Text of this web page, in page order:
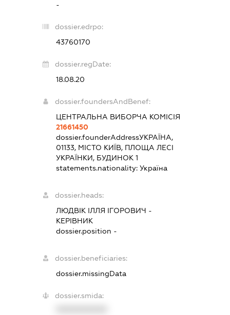
-
dossier.edrpo:
43760170
dossier.regDate:
18.08.20
dossier.foundersAndBenef:
ЦЕНТРАЛЬНА ВИБОРЧА КОМІСІЯ
21661450
dossier.founderAddressУКРАЇНА,
01133, МІСТО КИЇВ, ПЛОЩА ЛЕСІ
УКРАЇНКИ, БУДИНОК 1
statements.nationality:Україна
dossier.heads:
ЛЮДВІК ІЛЛЯ ІГОРОВИЧ -
КЕРІВНИК
dossier.position -
dossier.beneficiaries:
dossier.missingData
dossier.smida: